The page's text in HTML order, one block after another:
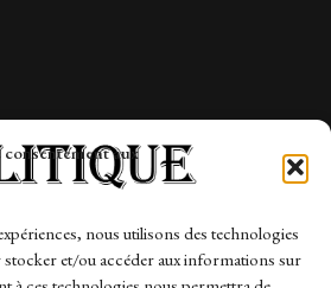
consentement aux
nous utilisons des technologies
stocker et/ou accéder aux informations sur